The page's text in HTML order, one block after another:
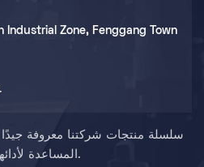
Industrial Zone, Fenggang Town
سلسلة منتجات شركتنا معروفة جيدًا
المساعدة لأدائها الممتاز وأداء التكلفة العالية.